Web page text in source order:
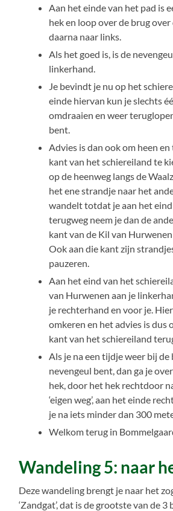
Aan het einde van het pad is
hek en loop over de brug over
daarna naar links.
Als het goed is, is de
linkerhand.
Je bevindt je nu op het
einde hiervan kun je slechts
omdraaien en weer
bent.
Advies is dan ook om heen
kant van het schiereiland te
op de heenweg langs de
het ene strandje naar het
wandelt totdat je aan het
terugweg neem je dan de
kant van de Kil van Hurwenen
Ook aan die kant zijn
pauzeren.
Aan het eind van het
van Hurwenen aan je
je rechterhand en voor je.
omkeren en het advies is dus
kant van het schiereiland
Als je na een tijdje weer bij de
nevengeul bent, dan ga je
hek, door het hek rechtdoor
‘eigen weg’, aan het einde
je na iets minder dan 300
Welkom terug in
Wandeling 5: naar
Deze wandeling brengt je naar het
‘Zandgat’, dat is de grootste van de